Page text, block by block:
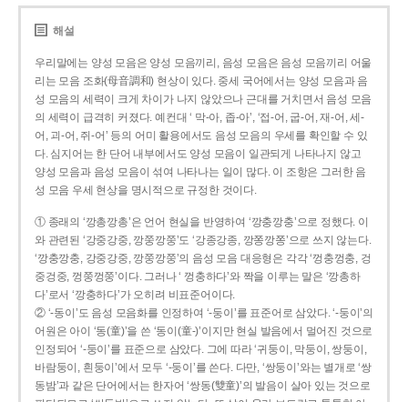
해설
우리말에는 양성 모음은 양성 모음끼리, 음성 모음은 음성 모음끼리 어울
리는 모음 조화(母音調和) 현상이 있다. 중세 국어에서는 양성 모음과 음
성 모음의 세력이 크게 차이가 나지 않았으나 근대를 거치면서 음성 모음
의 세력이 급격히 커졌다. 예컨대 ‘ 막-아, 좁-아’, ‘접-어, 굽-어, 재-어, 세-
어, 괴-어, 쥐-어’ 등의 어미 활용에서도 음성 모음의 우세를 확인할 수 있
다. 심지어는 한 단어 내부에서도 양성 모음이 일관되게 나타나지 않고
양성 모음과 음성 모음이 섞여 나타나는 일이 많다. 이 조항은 그러한 음
성 모음 우세 현상을 명시적으로 규정한 것이다.
① 종래의 ‘깡총깡총’은 언어 현실을 반영하여 ‘깡충깡충’으로 정했다. 이
와 관련된 ‘강중강중, 깡쭝깡쭝’도 ‘강종강종, 깡쫑깡쫑’으로 쓰지 않는다.
‘깡충깡충, 강중강중, 깡쭝깡쭝’의 음성 모음 대응형은 각각 ‘껑충껑충, 겅
중겅중, 껑쭝껑쭝’이다. 그러나 ‘ 껑충하다’와 짝을 이루는 말은 ‘깡총하
다’로서 ‘깡충하다’가 오히려 비표준어이다.
② ‘-동이’도 음성 모음화를 인정하여 ‘-둥이’를 표준어로 삼았다. ‘-둥이’의
어원은 아이 ‘동(童)’을 쓴 ‘동이(童-)’이지만 현실 발음에서 멀어진 것으로
인정되어 ‘-둥이’를 표준으로 삼았다. 그에 따라 ‘귀둥이, 막둥이, 쌍둥이,
바람둥이, 흰둥이’에서 모두 ‘-둥이’를 쓴다. 다만, ‘쌍둥이’와는 별개로 ‘쌍
동밤’과 같은 단어에서는 한자어 ‘쌍동(雙童)’의 발음이 살아 있는 것으로